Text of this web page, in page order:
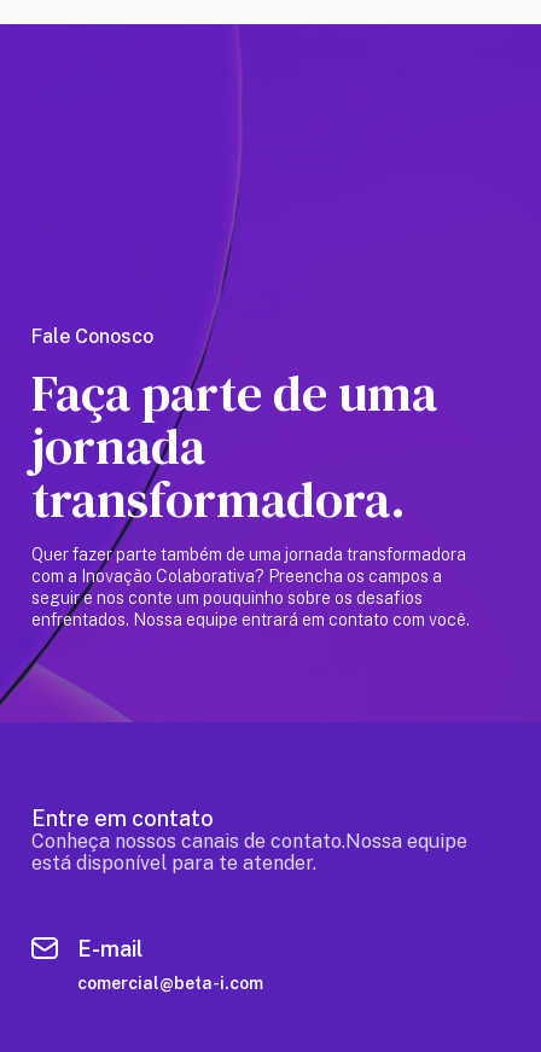
Fale Conosco
Faça parte de uma
jornada
transformadora.
Quer fazer parte também de uma jornada transformadora
com a Inovação Colaborativa? Preencha os campos a
seguir e nos conte um pouquinho sobre os desafios
enfrentados. Nossa equipe entrará em contato com você.
Entre em contato
Conheça nossos canais de contato.Nossa equipe
está disponível para te atender.
E-mail
comercial@beta-i.com